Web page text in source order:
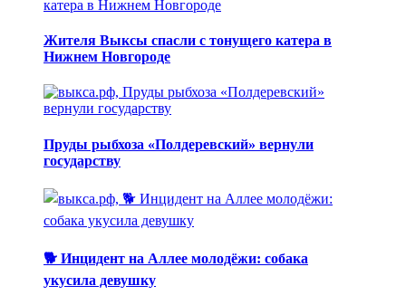
Жителя Выксы спасли с тонущего катера в
Нижнем Новгороде
Пруды рыбхоза «Полдеревский» вернули
государству
🐕 Инцидент на Аллее молодёжи: собака
укусила девушку